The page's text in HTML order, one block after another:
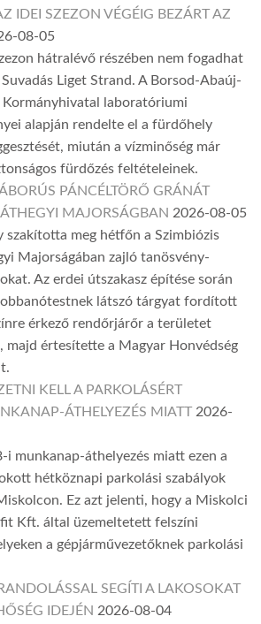
IDEI SZEZON VÉGÉIG BEZÁRT AZ
08-05
hátralévő részében nem fogadhat
Liget Strand. A Borsod-Abaúj-
Kormányhivatal laboratóriumi
alapján rendelte el a fürdőhely
miután a vízminőség már
fürdőzés feltételeinek.
PÁNCÉLTÖRŐ GRÁNÁT
MAJORSÁGBAN 2026-08-05
szakította meg hétfőn a Szimbiózis
Majorságában zajló tanösvény-
Az erdei útszakasz építése során
látszó tárgyat fordított
érkező rendőrjárőr a területet
majd értesítette a Magyar Honvédség
KELL A PARKOLÁSÉRT
ÁTHELYEZÉS MIATT 2026-
i munkanap-áthelyezés miatt ezen a
hétköznapi parkolási szabályok
Ez azt jelenti, hogy a Miskolci
Kft. által üzemeltetett felszíni
a gépjárművezetőknek parkolási
SEGÍTI A LAKOSOKAT
IDEJÉN 2026-08-04